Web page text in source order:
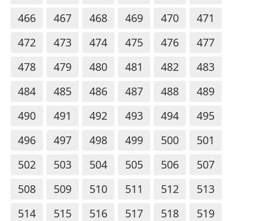
466
467 468 469 470
471
472
473 474 475 476
477
478
479 480 481 482
483
484
485 486 487 488
489
490
491 492 493 494
495
496
497 498 499 500
501
502
503 504 505 506
507
508
509 510 511 512
513
514
515 516 517 518
519